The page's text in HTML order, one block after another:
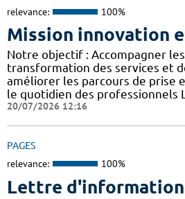
relevance: 100%
Mission innovation
Notre objectif : Accompagner
transformation des services et
améliorer les parcours de prise
le quotidien des professionnels
20/07/2026 12:16
PAGES
relevance: 100%
Lettre d'information